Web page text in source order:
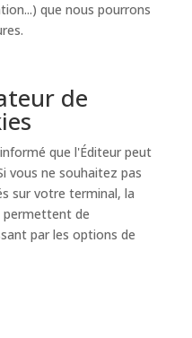
que nous pourrons
de
que l'Éditeur peut
vous ne souhaitez pas
sur votre terminal, la
permettent de
par les options de